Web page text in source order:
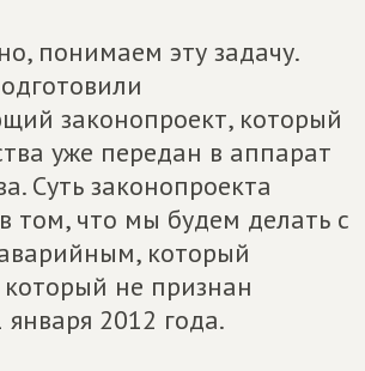
понимаем эту задачу.
законопроект, который
уже передан в аппарат
Суть законопроекта
том, что мы будем делать с
который
который не признан
2012 года.